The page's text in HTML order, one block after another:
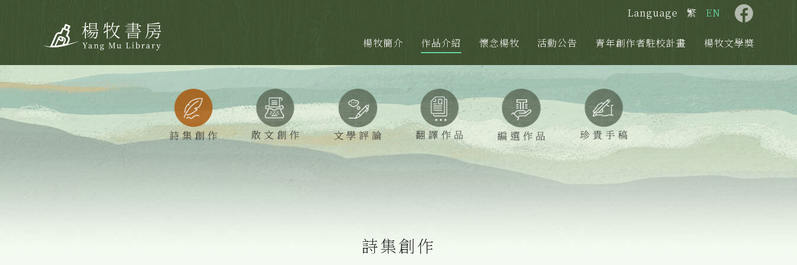
Language 繁 EN
楊牧簡介 作品介紹 懷念楊牧 活動公告 青年創作者駐校計畫 楊牧文學獎
詩集創作